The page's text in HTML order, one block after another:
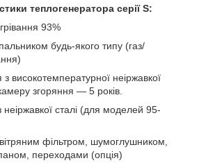
теплогенератора серії S:
93%
будь-якого типу (газ/
високотемпературної неіржавкої
згоряння — 5 років.
неіржавкої сталі (для моделей 95-
фільтром, шумоглушником,
переходами (опція)